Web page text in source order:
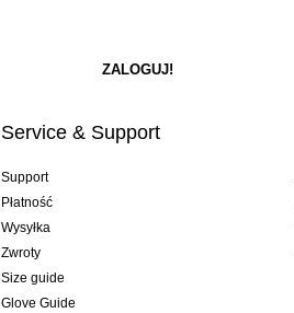
Service & Support
Support
Płatność
Wysyłka
Zwroty
Size guide
Glove Guide